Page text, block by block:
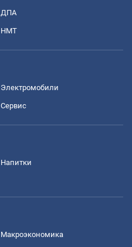
ДПА
НМТ
Электромобили
Сервис
Напитки
Mакроэкономика